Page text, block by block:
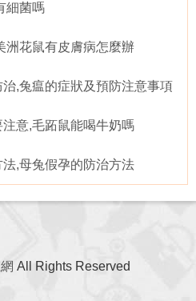
細菌嗎
洲花鼠有皮膚病怎麼辦
,兔瘟的症狀及預防注意事項
意,毛跖鼠能喝牛奶嗎
,母兔假孕的防治方法
All Rights Reserved